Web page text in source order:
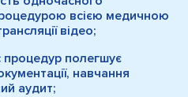
всією медичною
відео;
полегшує
навчання
аудит;